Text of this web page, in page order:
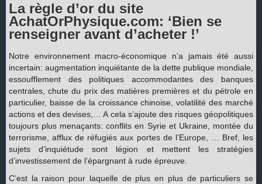
La règle d’or du site
AchatOrPhysique.com: ‘Bien se
renseigner avant d’acheter !’
Notre environnement macro-économique n’a jamais été aussi
incertain: augmentation inquiétante de la dette publique mondiale,
essoufflement des politiques accommodantes des banques
centrales, chute du prix des matières premières et du pétrole en
particulier, baisse de la croissance chinoise, volatilité des marché
actions et des devises,… A cela s’ajoute des risques géopolitiques
toujours plus menaçants: conflits en Syrie et Ukraine, montée du
terrorisme, afflux de réfugiés aux portes de l’Europe, … Bref, les
sujets d’inquiétude sont légion et mettent les stratégies
d’investissement de l’épargnant à rude épreuve.
C’est la raison pour laquelle de plus en plus de particuliers se